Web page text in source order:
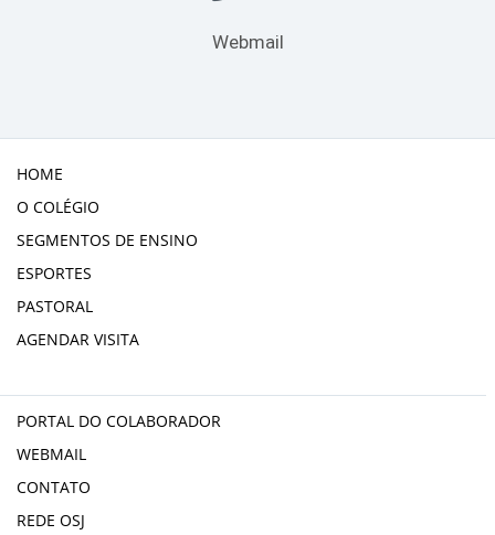
Webmail
HOME
O COLÉGIO
SEGMENTOS DE ENSINO
ESPORTES
PASTORAL
AGENDAR VISITA
PORTAL DO COLABORADOR
WEBMAIL
CONTATO
REDE OSJ